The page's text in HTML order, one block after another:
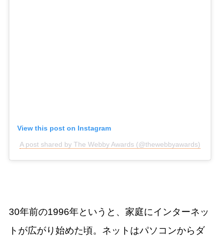
View this post on Instagram
A post shared by The Webby Awards (@thewebbyawards)
30年前の1996年というと、家庭にインターネッ
トが広がり始めた頃。ネットはパソコンからダ